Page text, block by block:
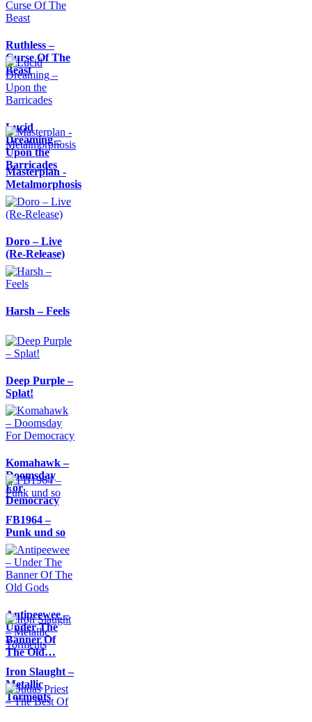
Ruthless –
Curse Of The
Beast
Lucid
Dreaming –
Upon the
Barricades
Masterplan -
Metalmorphosis
Doro – Live
(Re-Release)
Harsh – Feels
Deep Purple –
Splat!
Komahawk –
Doomsday
For
Democracy
FB1964 –
Punk und so
Antipeewee –
Under The
Banner Of
The Old…
Iron Slaught –
Metallic
Torments